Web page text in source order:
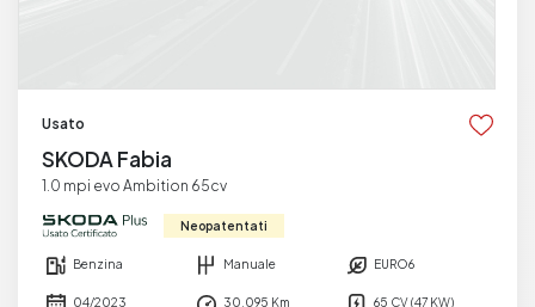
Usato
SKODA Fabia
1.0 mpi evo Ambition 65cv
Neopatentati
Benzina Manuale EURO6
04/2023 30.095 Km 65 CV (47 KW)